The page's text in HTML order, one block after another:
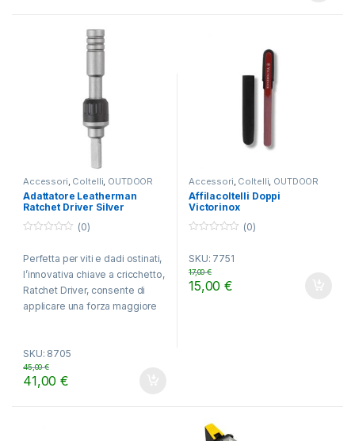
Accessori, Coltelli, OUTDOOR
Adattatore Leatherman
Ratchet Driver Silver
u
o
f
5
(0)
Perfetta per viti e dadi ostinati,
l’innovativa chiave a cricchetto,
Ratchet Driver, consente di
applicare una forza maggiore
SKU: 8705
41,00€
45,00€
Accessori, Coltelli, OUTDOOR
Affilacoltelli Doppi
Victorinox
u
t
o
f
(0)
SKU: 7751
15,00€
17,00€